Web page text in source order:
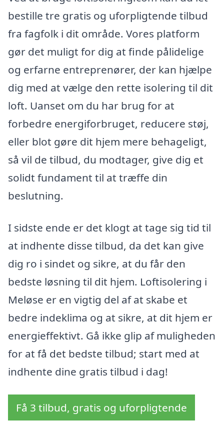
bestille tre gratis og uforpligtende tilbud
fra fagfolk i dit område. Vores platform
gør det muligt for dig at finde pålidelige
og erfarne entreprenører, der kan hjælpe
dig med at vælge den rette isolering til dit
loft. Uanset om du har brug for at
forbedre energiforbruget, reducere støj,
eller blot gøre dit hjem mere behageligt,
så vil de tilbud, du modtager, give dig et
solidt fundament til at træffe din
beslutning.
I sidste ende er det klogt at tage sig tid til
at indhente disse tilbud, da det kan give
dig ro i sindet og sikre, at du får den
bedste løsning til dit hjem. Loftisolering i
Meløse er en vigtig del af at skabe et
bedre indeklima og at sikre, at dit hjem er
energieffektivt. Gå ikke glip af muligheden
for at få det bedste tilbud; start med at
indhente dine gratis tilbud i dag!
Få 3 tilbud, gratis og uforpligtende